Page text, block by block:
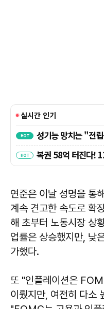
연준은 이날 성명을 통
계속 견고한 속도로 확
해 초부터 노동시장 상
업률은 상승했지만, 낮
가했다.
또 "인플레이션은
이뤘지만, 여전히 다소